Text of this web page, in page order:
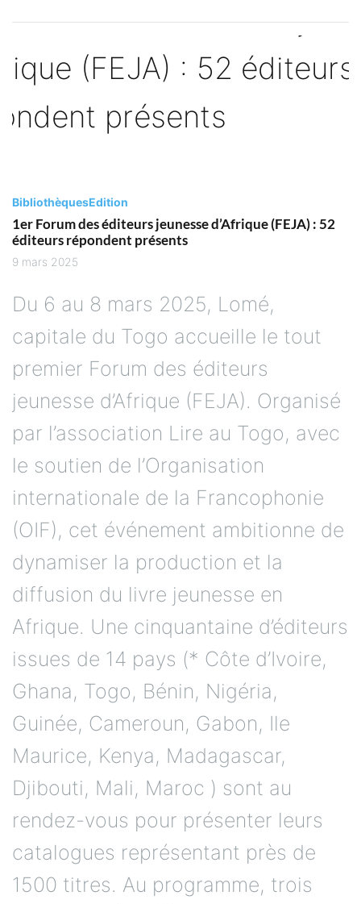
BibliothèquesEdition
1er Forum des éditeurs jeunesse d’Afrique (FEJA) : 52
éditeurs répondent présents
9 mars 2025
Du 6 au 8 mars 2025, Lomé,
capitale du Togo accueille le tout
premier Forum des éditeurs
jeunesse d’Afrique (FEJA). Organisé
par l’association Lire au Togo, avec
le soutien de l’Organisation
internationale de la Francophonie
(OIF), cet événement ambitionne de
dynamiser la production et la
diffusion du livre jeunesse en
Afrique. Une cinquantaine d’éditeurs
issues de 14 pays (* Côte d’Ivoire,
Ghana, Togo, Bénin, Nigéria,
Guinée, Cameroun, Gabon, Ile
Maurice, Kenya, Madagascar,
Djibouti, Mali, Maroc ) sont au
rendez-vous pour présenter leurs
catalogues représentant près de
1500 titres. Au programme, trois